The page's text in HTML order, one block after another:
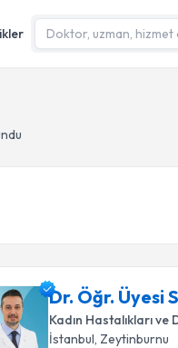
Dr. Öğr. Üyesi
Kadın Hastalıkları ve
İstanbul, Zeytinburnu